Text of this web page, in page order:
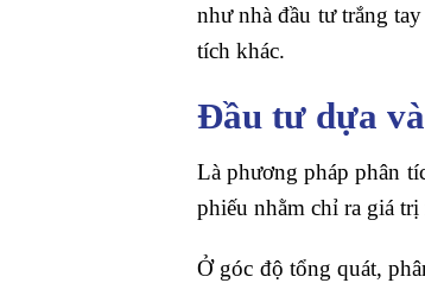
như nhà đầu tư trắng
tích khác.
Đầu tư dựa
Là phương pháp phân
phiếu nhằm chỉ ra giá
Ở góc độ tổng quát,